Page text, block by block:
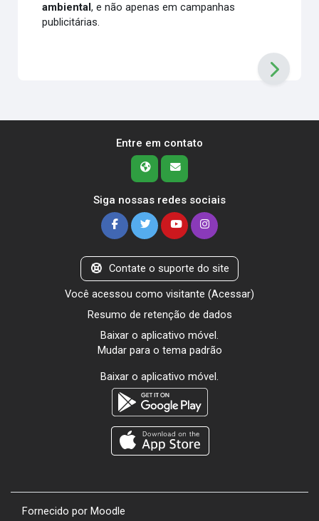
ambiental, e não apenas em campanhas
publicitárias.
Entre em contato
Siga nossas redes sociais
Contate o suporte do site
Você acessou como visitante (Acessar)
Resumo de retenção de dados
Baixar o aplicativo móvel.
Mudar para o tema padrão
Baixar o aplicativo móvel.
Fornecido por Moodle